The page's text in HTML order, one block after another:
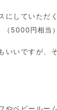
にしていただ
（5000円相当）
いいですが、
やベビールー